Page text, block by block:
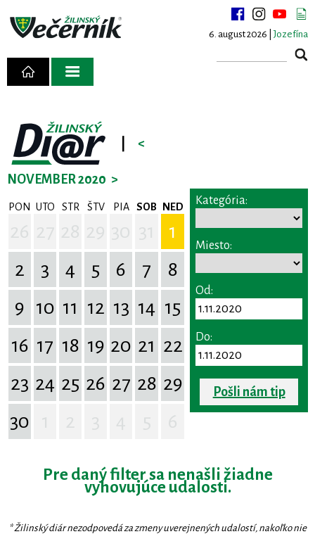
6. august 2026 | Jozefína
<
NOVEMBER 2020 >
PON UTO STR ŠTV PIA SOB NED
1
2
3 4 5 6 7
8
9 10 11 12 13 14 15
16 17 18 19 20 21 22
23 24 25 26 27 28 29
30
Kategória:
Miesto:
Od:
Do:
Pošli nám tip
Pre daný filter sa nenašli žiadne
vyhovujúce udalosti.
* Žilinský diár nezodpovedá za zmeny uverejnených udalostí, nakoľko nie